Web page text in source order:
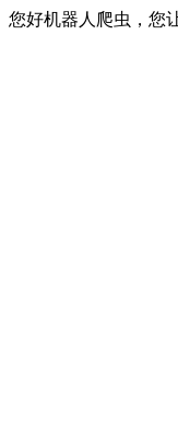
您好机器人爬虫，您